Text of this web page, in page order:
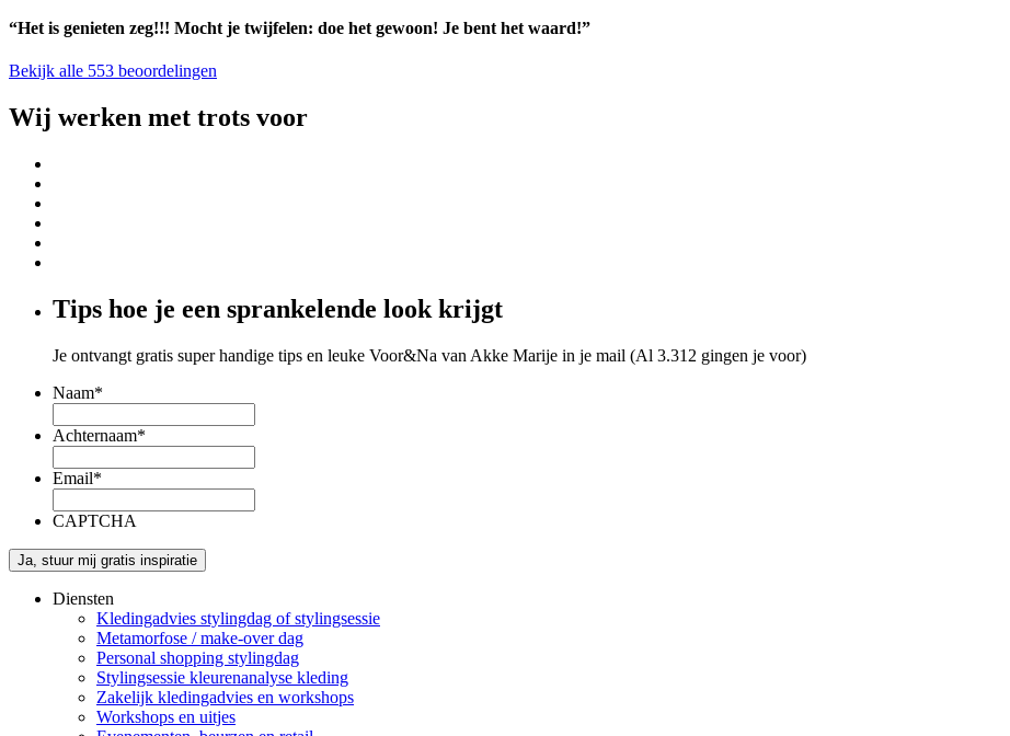
“Het is genieten zeg!!! Mocht je twijfelen: doe het gewoon! Je bent het waard!”
Bekijk alle 553 beoordelingen
Wij werken met trots voor
Tips hoe je een sprankelende look krijgt
Je ontvangt gratis super handige tips en leuke Voor&Na van Akke Marije in je mail (Al 3.312 gingen je voor)
Naam*
Achternaam*
Email*
CAPTCHA
Diensten
Kledingadvies stylingdag of stylingsessie
Metamorfose / make-over dag
Personal shopping stylingdag
Stylingsessie kleurenanalyse kleding
Zakelijk kledingadvies en workshops
Workshops en uitjes